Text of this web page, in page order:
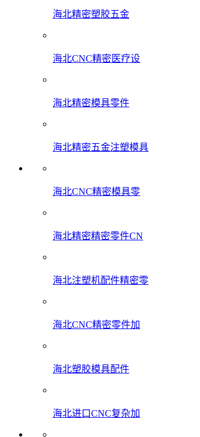
海北精密塑胶五金
海北CNC精密医疗设
海北精密模具零件
海北精密五金注塑模具
海北CNC精密模具零
海北精密精密零件CN
海北注塑机配件精密零
海北CNC精密零件加
海北塑胶模具配件
海北进口CNC复杂加